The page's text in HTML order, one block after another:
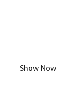
Show Now